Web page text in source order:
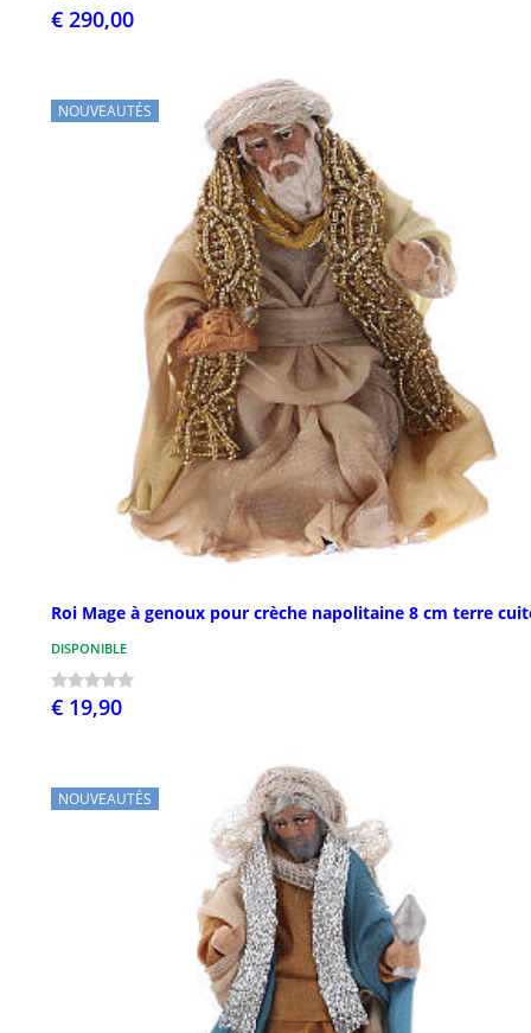
€ 290,00
NOUVEAUTÉS
Roi Mage à genoux pour crèche napolitaine 8 cm terre
DISPONIBLE
€ 19,90
NOUVEAUTÉS